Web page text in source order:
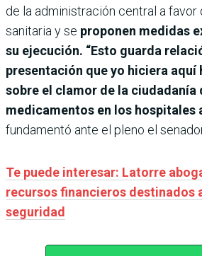
de la administración central a favor
sanitaria y se proponen medidas
su ejecución. “Esto guarda
presentación que yo hiciera aquí
sobre el clamor de la ciudadanía
medicamentos en los hospitales
fundamentó ante el pleno el
Te puede interesar: Latorre
recursos financieros destinados
seguridad